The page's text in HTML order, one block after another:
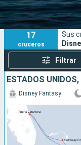
Puertos
17
cruceros
Sus
Filtrar
ESTADOS
Disney Fantasy